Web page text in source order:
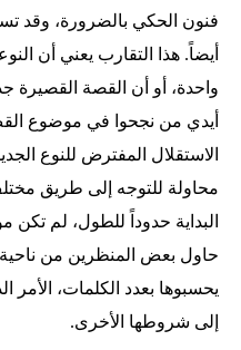
فنون الحكي بالضرورة، وقد
أيضاً. هذا التقارب يعني أن
واحدة، أو أن القصة القصيرة
أيدي من نجحوا في موضوع
الاستقلال المفترض للنوع
محاولة للتوجه إلى طريق
البداية حدوداً للطول، لم
حاول بعض المنظرين من
يحسبوها بعدد الكلمات، الأمر
إلى شروطها الأخرى.